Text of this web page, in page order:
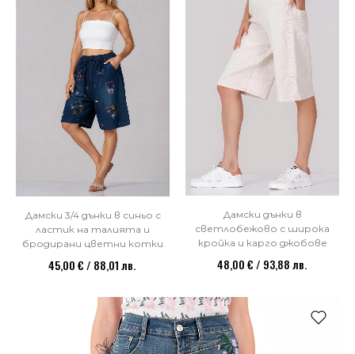
Дамски 3/4 дънки в синьо с
ластик на талията и
бродирани цветни котки
45,00 € / 88,01 лв.
Дамски дънки в
светлобежово с широка
кройка и карго джобове
48,00 € / 93,88 лв.